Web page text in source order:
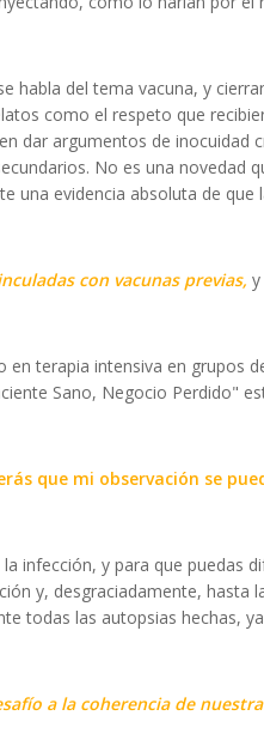
habla del tema vacuna, y
como el respeto que
dar argumentos de inocuidad
No es una novedad
una evidencia absoluta de que
con vacunas previas,
terapia intensiva en grupos
Sano, Negocio Perdido"
que mi observación se
infección, y para que puedas
y, desgraciadamente, hasta
todas las autopsias hechas,
a la coherencia de